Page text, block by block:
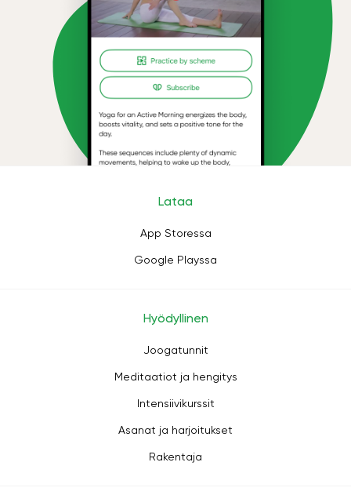
Lataa
App Storessa
Google Playssa
Hyödyllinen
Joogatunnit
Meditaatiot ja hengitys
Intensiivikurssit
Asanat ja harjoitukset
Rakentaja